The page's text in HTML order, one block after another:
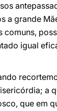
a grande
comuns,
igual
a
que em